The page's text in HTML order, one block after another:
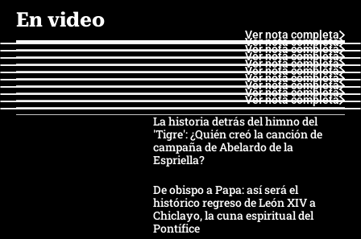
En video
Ver nota completa
Ver nota completa
Ver nota completa
Ver nota completa
Ver nota completa
Ver nota completa
Ver nota completa
Ver nota completa
Ver nota completa
Ver nota completa
La historia detrás del himno del
'Tigre': ¿Quién creó la canción de
campaña de Abelardo de la
Espriella?
De obispo a Papa: así será el
histórico regreso de León XIV a
Chiclayo, la cuna espiritual del
Pontífice